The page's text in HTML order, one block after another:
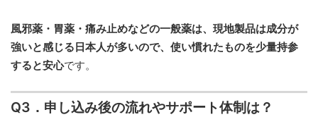
風邪薬・胃薬・痛み止めなどの一般薬は、現地製品は成分が
強いと感じる日本人が多いので、使い慣れたものを少量持参
すると安心です。
Q3．申し込み後の流れやサポート体制は？